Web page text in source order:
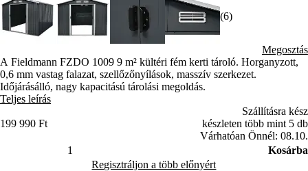
(6)
Megosztás
A Fieldmann FZDO 1009 9 m² kültéri fém kerti tároló. Horganyzott,
0,6 mm vastag falazat, szellőzőnyílások, masszív szerkezet.
Időjárásálló, nagy kapacitású tárolási megoldás.
Teljes leírás
199 990 Ft
Szállításra kész
készleten több mint 5 db
Várhatóan Önnél: 08.10.
Kosárba
Regisztráljon a több előnyért